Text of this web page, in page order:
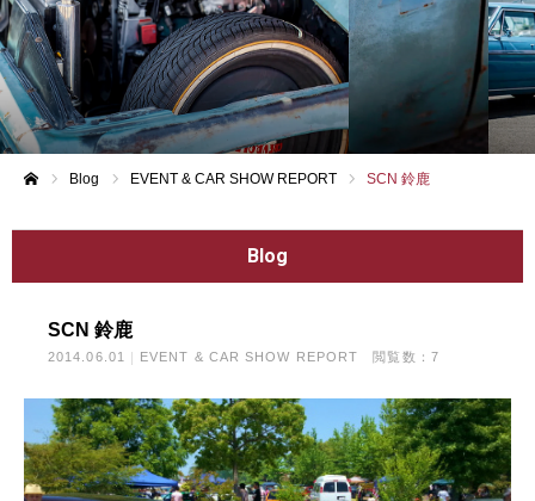
Blog EVENT & CAR SHOW REPORT SCN 鈴鹿
Blog
SCN 鈴鹿
2014.06.01 EVENT & CAR SHOW REPORT 閲覧数：7